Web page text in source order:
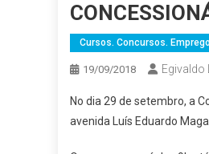
Cursos. Concursos. Emprego
19/09/2018 Egivaldo
No dia 29 de setembro, a
avenida Luís Eduardo